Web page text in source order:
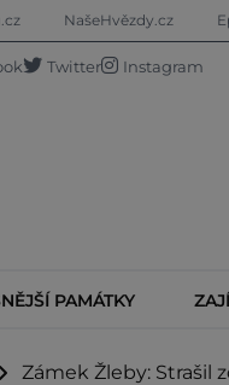
NašeHvězdy.cz
Twitter Instagram
PAMÁTKY
Zámek Žleby: Strašil